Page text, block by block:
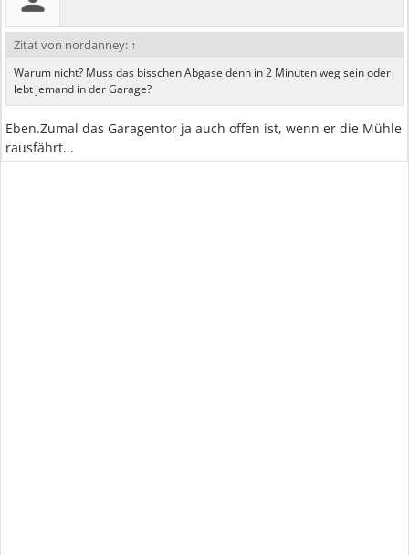
Zitat von nordanney: ↑
Warum nicht? Muss das bisschen Abgase denn in 2 Minuten weg sein oder
lebt jemand in der Garage?
Eben.Zumal das Garagentor ja auch offen ist, wenn er die Mühle
rausfährt...